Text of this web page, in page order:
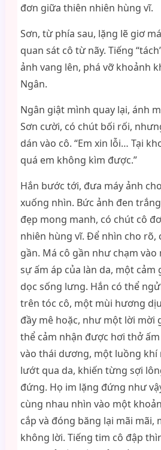
đơn giữa thiên nhiên hùng vĩ.
Sơn, từ phía sau, lặng lẽ giơ
quan sát cô từ nãy. Tiếng
ảnh vang lên, phá vỡ khoảnh
Ngân.
Ngân giật mình quay lại, ánh
Sơn cười, có chút bối rối,
dán vào cô. “Em xin lỗi… Tại
quá em không kìm được.”
Hắn bước tới, đưa máy ảnh
xuống nhìn. Bức ảnh đen
đẹp mong manh, có chút cô
nhiên hùng vĩ. Để nhìn cho rõ,
gần. Má cô gần như chạm vào
sự ấm áp của làn da, một cảm
dọc sống lưng. Hắn có thể
trên tóc cô, một mùi hương
đầy mê hoặc, như một lời mời
thể cảm nhận được hơi thở
vào thái dương, một luồng khí
lướt qua da, khiến từng sợi
đứng. Họ im lặng đứng như
cùng nhau nhìn vào một
cắp và đóng băng lại mãi mãi,
không lời. Tiếng tim cô đập